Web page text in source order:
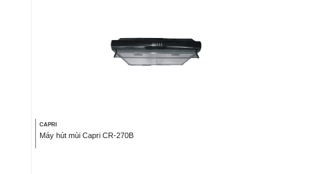
CAPRI
Máy hút mùi Capri CR-270B